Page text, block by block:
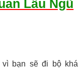
Lầu Ngũ
vì bạn sẽ đi bộ khá